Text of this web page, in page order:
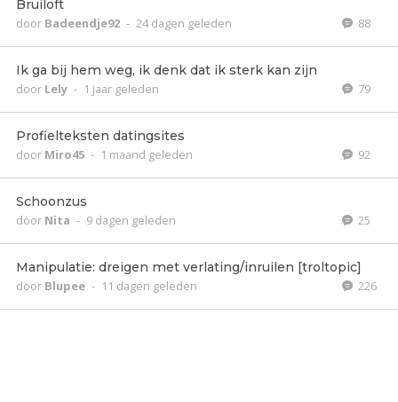
Bruiloft
door Badeendje92 - 24 dagen geleden 88
Ik ga bij hem weg, ik denk dat ik sterk kan zijn
door Lely - 1 jaar geleden 79
Profielteksten datingsites
door Miro45 - 1 maand geleden 92
Schoonzus
door Nita - 9 dagen geleden 25
Manipulatie: dreigen met verlating/inruilen [troltopic]
door Blupee - 11 dagen geleden 226